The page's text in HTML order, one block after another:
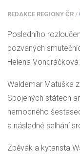
REDAKCE REGIONY ČR /
Posledního
pozvaných
Helena
Waldemar Matuška
Spojených státech
nemocného
a následné selhání
Zpěvák a kytarista